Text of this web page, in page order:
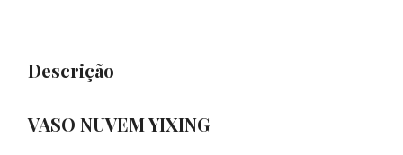
Descrição
VASO NUVEM YIXING